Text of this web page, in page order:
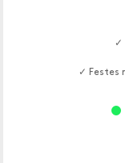
✓
✓ Festes